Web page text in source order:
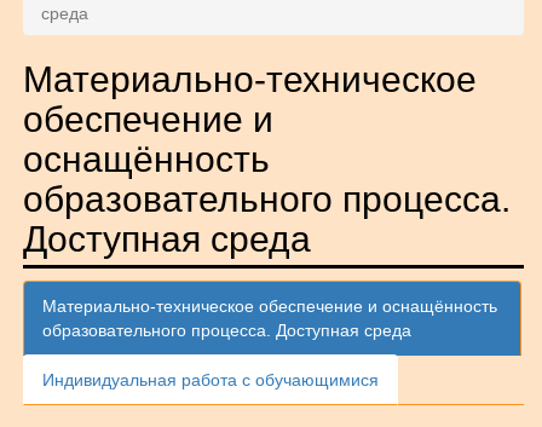
среда
Материально-техническое
обеспечение и
оснащённость
образовательного процесса.
Доступная среда
Материально-техническое обеспечение и оснащённость
образовательного процесса. Доступная среда
Индивидуальная работа с обучающимися